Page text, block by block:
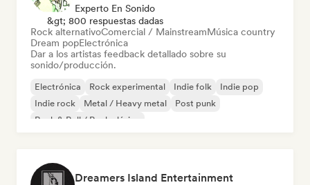
Experto En Sonido
&gt; 800 respuestas dadas
Rock alternativoComercial / MainstreamMúsica country
Dream popElectrónica
Dar a los artistas feedback detallado sobre su
sonido/producción.
Electrónica Rock experimental Indie folk
Indie pop
Indie rock
Metal / Heavy metal
Post punk
Rock & Roll / Rock clásico
Dreamers Island Entertainment